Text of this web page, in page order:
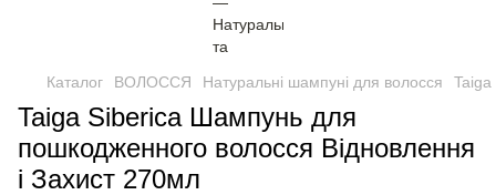
Каталог ВОЛОССЯ Натуральні шампуні для волосся
Taiga Siberica Шампунь для
пошкодженного волосся Відновлення
і Захист 270мл